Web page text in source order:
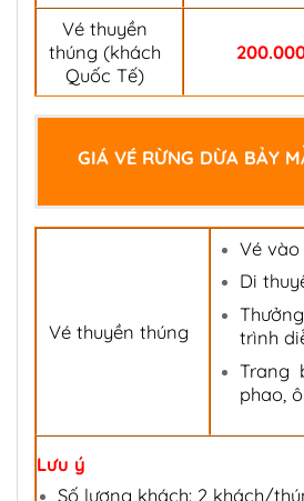
Vé thuyền
thúng (khách
Quốc Tế)
GIÁ VÉ RỪNG DỪA BẢY
Vé thuyền thúng
Vé
Di
trình
Trang
phao,
Lưu ý
Số lượng khách: 2 khách/